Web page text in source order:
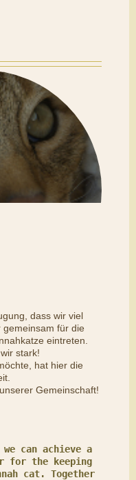
dass wir viel
für die
eintreten.
stark!
hat hier die
Gemeinschaft!
can achieve a
the keeping
cat. Together